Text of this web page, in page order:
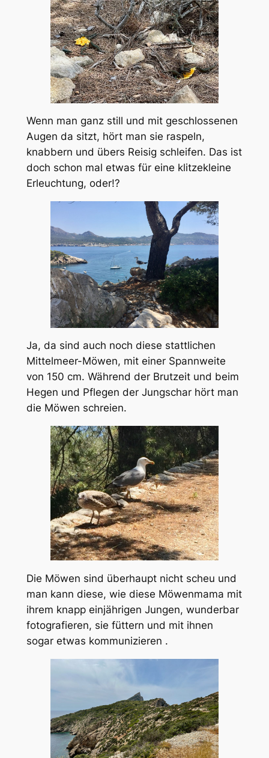
Wenn man ganz still und mit geschlossenen
Augen da sitzt, hört man sie raspeln,
knabbern und übers Reisig schleifen. Das ist
doch schon mal etwas für eine klitzekleine
Erleuchtung, oder!?
Ja, da sind auch noch diese stattlichen
Mittelmeer-Möwen, mit einer Spannweite
von 150 cm. Während der Brutzeit und beim
Hegen und Pflegen der Jungschar hört man
die Möwen schreien.
Die Möwen sind überhaupt nicht scheu und
man kann diese, wie diese Möwenmama mit
ihrem knapp einjährigen Jungen, wunderbar
fotografieren, sie füttern und mit ihnen
sogar etwas kommunizieren .